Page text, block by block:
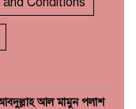
আল মামুন পলাশ